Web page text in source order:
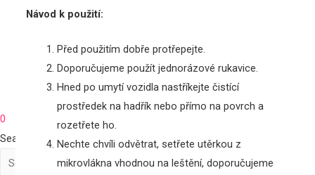
Účet
Nákupní košík
0
Search
Návod k použití:
Před použitím dobře protřepejte.
Doporučujeme použít jednorázové rukavice.
Hned po umytí vozidla nastříkejte čistící
prostředek na hadřík nebo přímo na povrch a
rozetřete ho.
Nechte chvíli odvětrat, setřete utěrkou z
mikrovlákna vhodnou na leštění, doporučujeme